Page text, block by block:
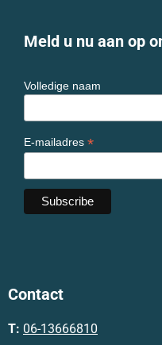
Meld u nu aan op
Volledige naam
E-mailadres *
Contact
T: 06-13666810